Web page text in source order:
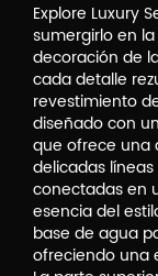
Explore Luxury
sumergirlo en
decoración de
cada detalle
revestimiento
diseñado con
que ofrece una
delicadas
conectadas en
esencia del
base de agua
ofreciendo una